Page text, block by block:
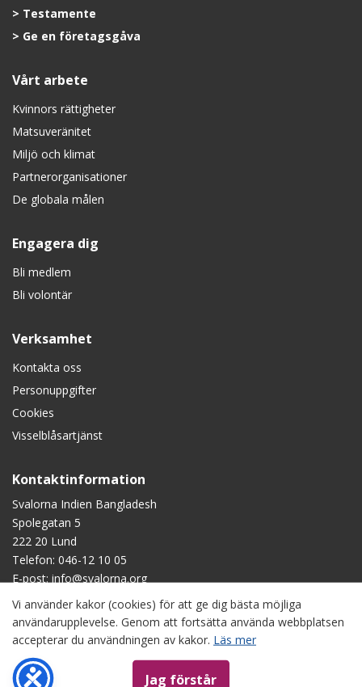
Testamente
Ge en företagsgåva
Vårt arbete
Kvinnors rättigheter
Matsuveränitet
Miljö och klimat
Partnerorganisationer
De globala målen
Engagera dig
Bli medlem
Bli volontär
Verksamhet
Kontakta oss
Personuppgifter
Cookies
Visselblåsartjänst
Kontaktinformation
Svalorna Indien Bangladesh
Spolegatan 5
222 20 Lund
Telefon: 046-12 10 05
E-post:info@svalorna.org
Swish: 90 123 45
Plusgiro: 90 1234-5
Bankgiro: 901-2345
Copyright © Svalorna Indien Bangladesh, om inget annat anges.
Vi använder kakor (cookies) för att ge dig bästa möjliga
användarupplevelse. Genom att fortsätta använda webbplatsen
accepterar du användningen av kakor. Läs mer
Jag förstår